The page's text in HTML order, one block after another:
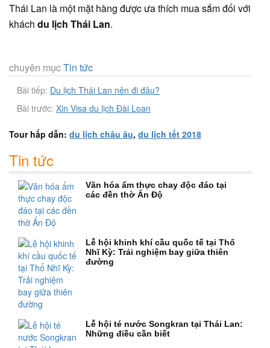
Thái Lan là một mặt hàng được ưa thích mua sắm đối với
khách du lịch Thái Lan.
chuyên mụcTin tức
Bài tiếp: Du lịch Thái Lan nên đi đâu?
Bài trước: Xin Visa du lịch Đài Loan
Tour hấp dẫn: du lịch châu âu, du lịch tết 2018
Tin tức
Văn hóa ẩm thực chay độc đáo tại
các đền thờ Ấn Độ
Lễ hội khinh khí cầu quốc tế tại Thổ
Nhĩ Kỳ: Trải nghiệm bay giữa thiên
đường
Lễ hội té nước Songkran tại Thái Lan:
Những điều cần biết